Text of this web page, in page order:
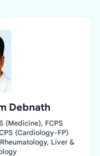
Debnath
(Medicine), FCPS
(Cardiology-FP)
Liver &